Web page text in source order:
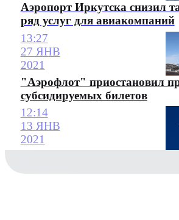
Аэропорт Иркутска снизил
ряд услуг для авиакомпаний
13:27
27 ЯНВ
2021
"Аэрофлот" приостановил
субсидируемых билетов
12:14
13 ЯНВ
2021